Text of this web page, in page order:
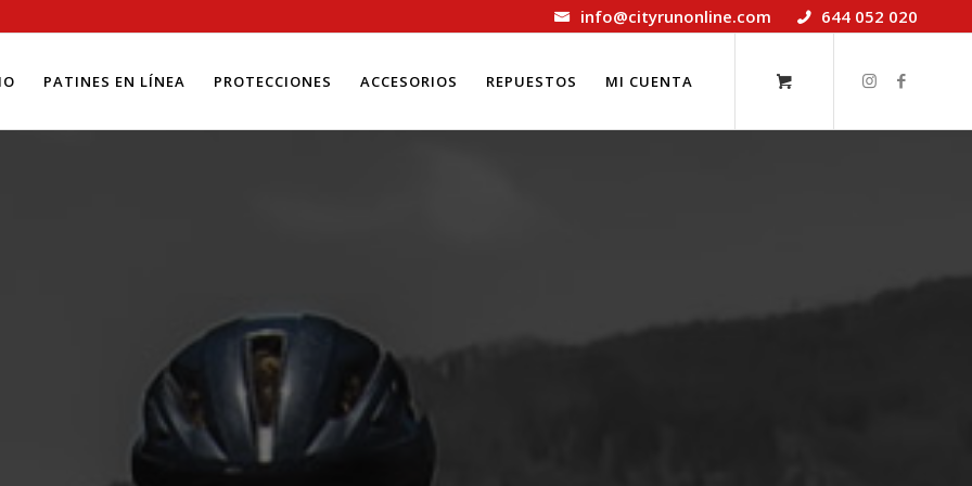
info@cityrunonline.com 644 052 020
PATINES EN LÍNEA PROTECCIONES ACCESORIOS REPUESTOS MI CUENTA